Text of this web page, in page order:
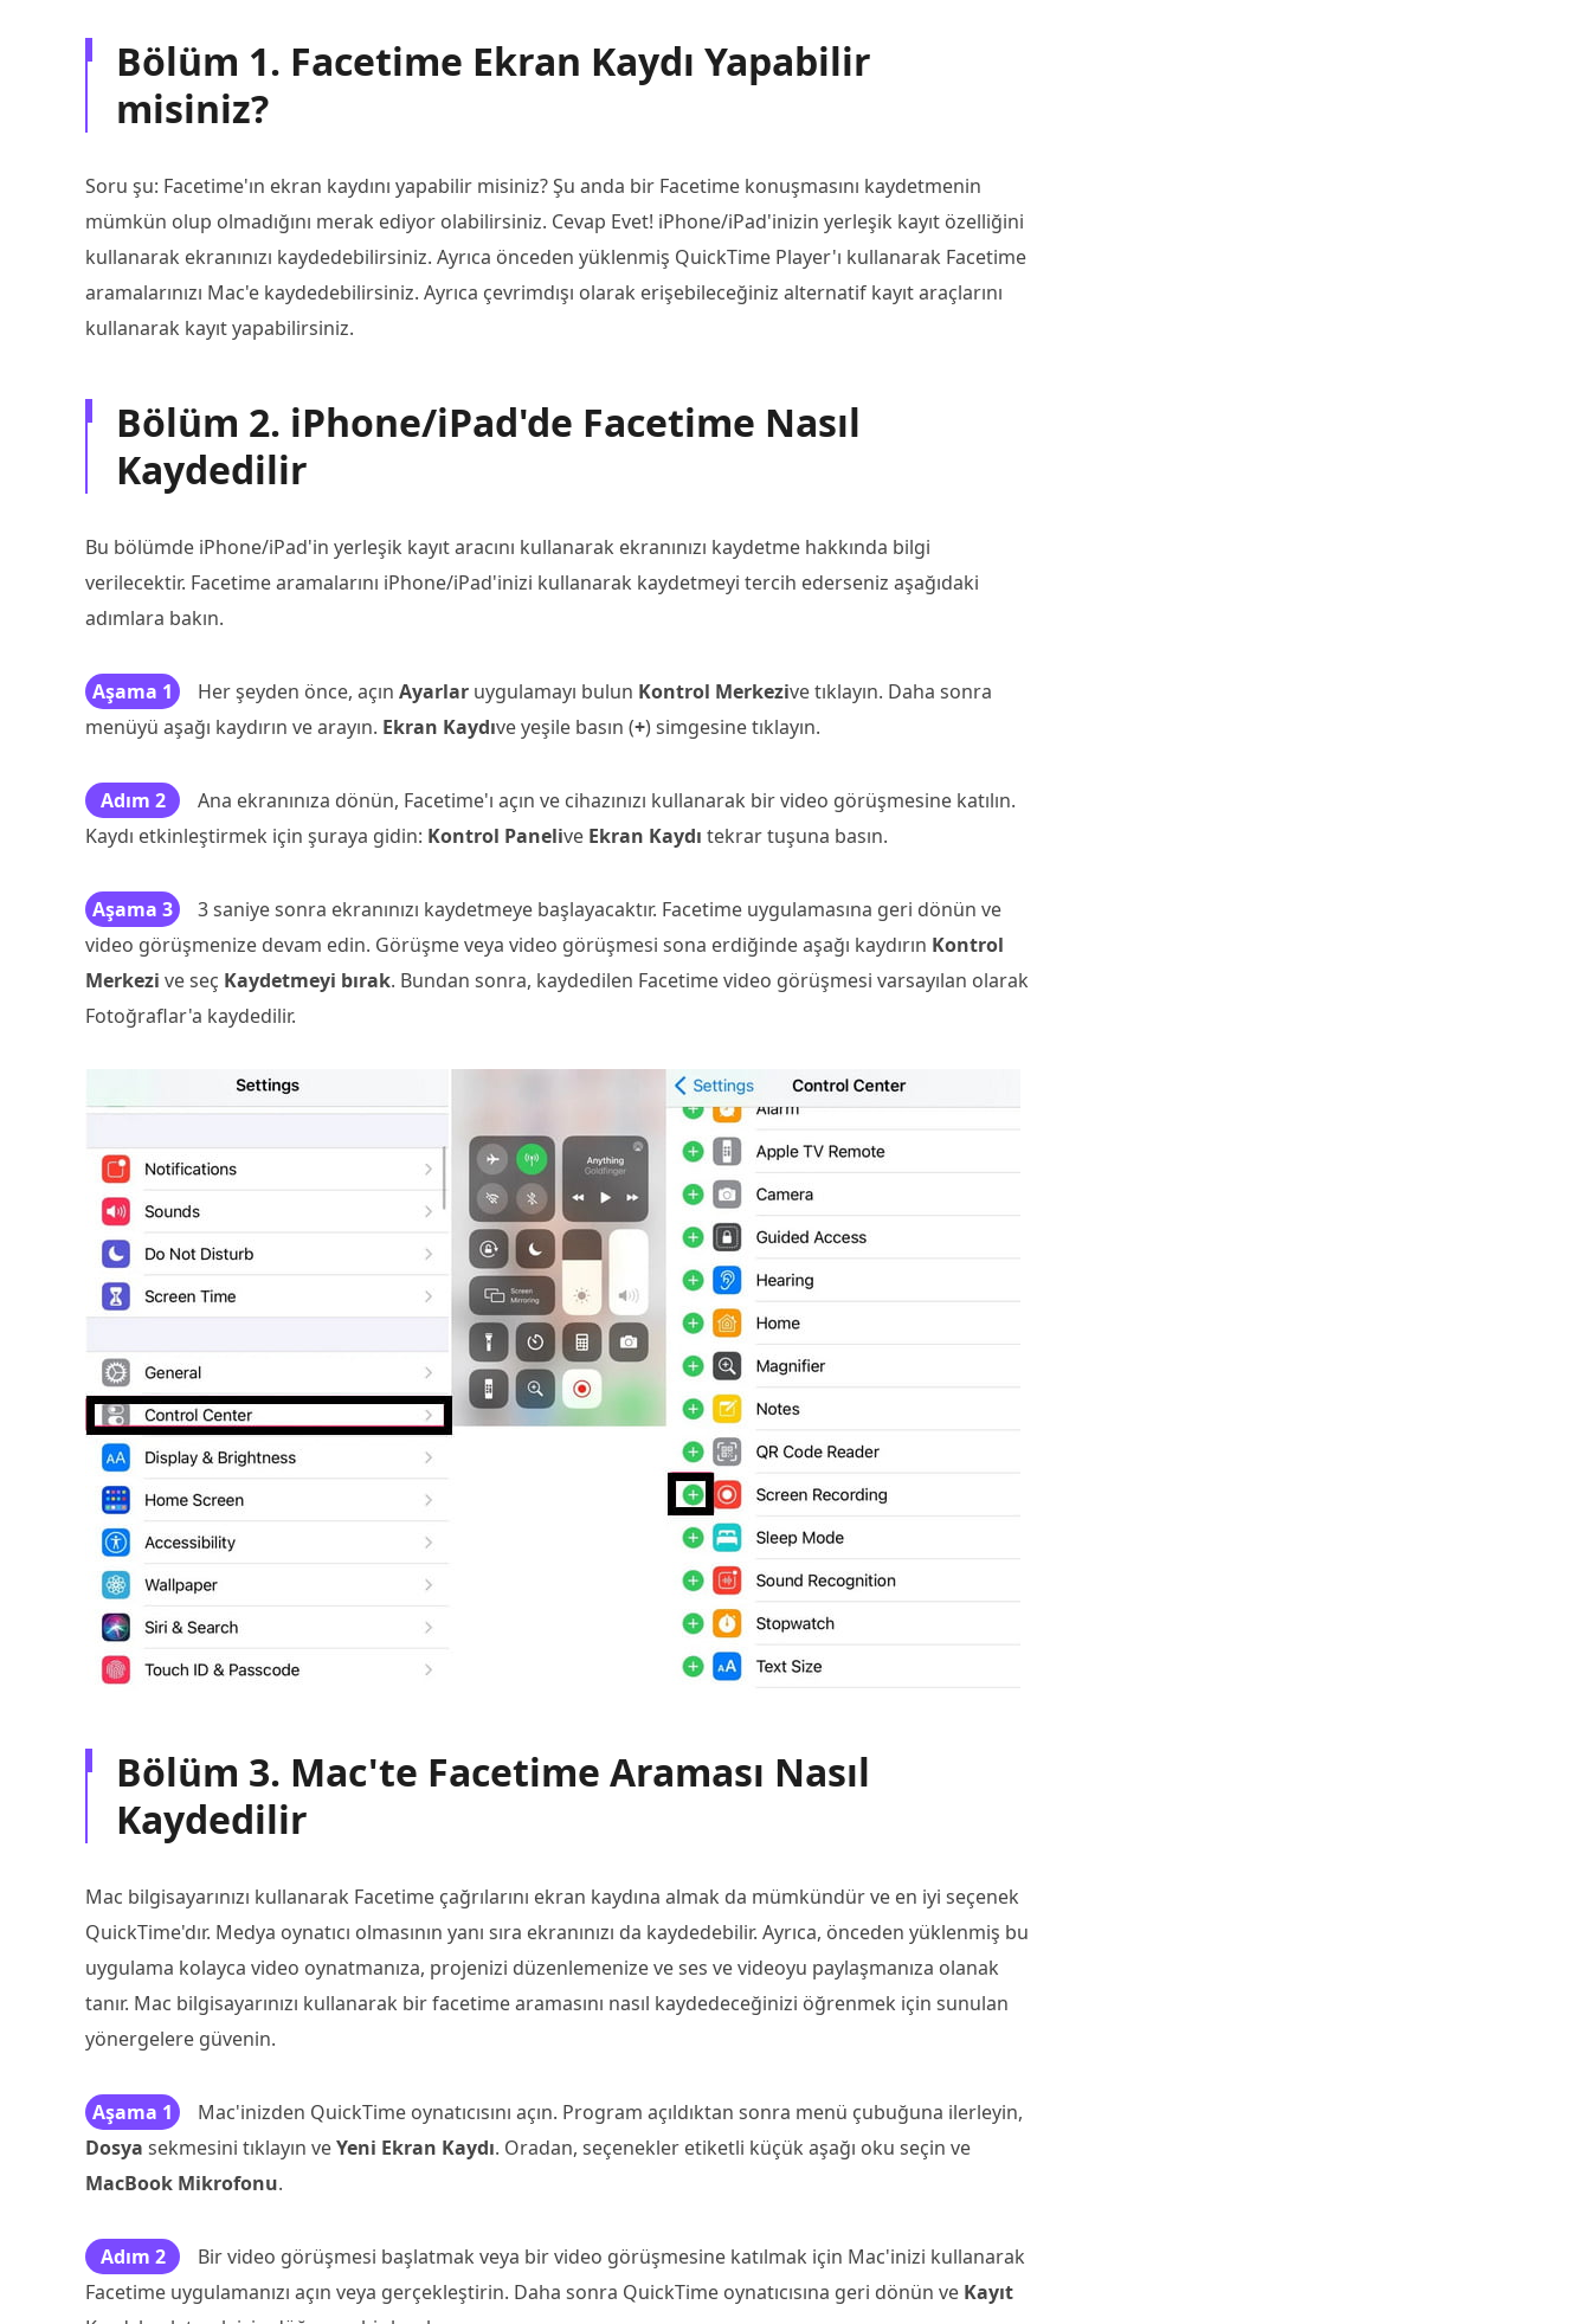
Bölüm 1. Facetime Ekran Kaydı Yapabilir
misiniz?
Soru şu: Facetime'ın ekran kaydını yapabilir misiniz? Şu anda bir Facetime konuşmasını kaydetmenin
mümkün olup olmadığını merak ediyor olabilirsiniz. Cevap Evet! iPhone/iPad'inizin yerleşik kayıt özelliğini
kullanarak ekranınızı kaydedebilirsiniz. Ayrıca önceden yüklenmiş QuickTime Player'ı kullanarak Facetime
aramalarınızı Mac'e kaydedebilirsiniz. Ayrıca çevrimdışı olarak erişebileceğiniz alternatif kayıt araçlarını
kullanarak kayıt yapabilirsiniz.
Bölüm 2. iPhone/iPad'de Facetime Nasıl
Kaydedilir
Bu bölümde iPhone/iPad'in yerleşik kayıt aracını kullanarak ekranınızı kaydetme hakkında bilgi
verilecektir. Facetime aramalarını iPhone/iPad'inizi kullanarak kaydetmeyi tercih ederseniz aşağıdaki
adımlara bakın.
Aşama 1 Her şeyden önce, açın Ayarlar uygulamayı bulun Kontrol Merkezive tıklayın. Daha sonra
menüyü aşağı kaydırın ve arayın. Ekran Kaydıve yeşile basın (+) simgesine tıklayın.
Adım 2
Ana ekranınıza dönün, Facetime'ı açın ve cihazınızı kullanarak bir video görüşmesine katılın.
Kaydı etkinleştirmek için şuraya gidin: Kontrol Panelive Ekran Kaydı tekrar tuşuna basın.
Aşama 3
3 saniye sonra ekranınızı kaydetmeye başlayacaktır. Facetime uygulamasına geri dönün ve
video görüşmenize devam edin. Görüşme veya video görüşmesi sona erdiğinde aşağı kaydırın Kontrol
Merkezi ve seç Kaydetmeyi bırak. Bundan sonra, kaydedilen Facetime video görüşmesi varsayılan olarak
Fotoğraflar'a kaydedilir.
Bölüm 3. Mac'te Facetime Araması Nasıl
Kaydedilir
Mac bilgisayarınızı kullanarak Facetime çağrılarını ekran kaydına almak da mümkündür ve en iyi seçenek
QuickTime'dır. Medya oynatıcı olmasının yanı sıra ekranınızı da kaydedebilir. Ayrıca, önceden yüklenmiş bu
uygulama kolayca video oynatmanıza, projenizi düzenlemenize ve ses ve videoyu paylaşmanıza olanak
tanır. Mac bilgisayarınızı kullanarak bir facetime aramasını nasıl kaydedeceğinizi öğrenmek için sunulan
yönergelere güvenin.
Aşama 1
Mac'inizden QuickTime oynatıcısını açın. Program açıldıktan sonra menü çubuğuna ilerleyin,
Dosya sekmesini tıklayın veYeni Ekran Kaydı. Oradan, seçenekler etiketli küçük aşağı oku seçin ve
MacBook Mikrofonu.
Adım 2
Bir video görüşmesi başlatmak veya bir video görüşmesine katılmak için Mac'inizi kullanarak
Facetime uygulamanızı açın veya gerçekleştirin. Daha sonra QuickTime oynatıcısına geri dönün ve Kayıt